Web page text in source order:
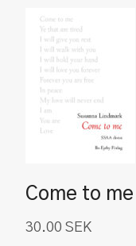
Come to me
30.00 SEK